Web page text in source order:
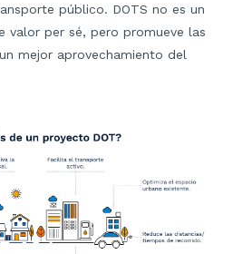
público. DOTS no es un
valor per sé, pero promueve las
mejor aprovechamiento del